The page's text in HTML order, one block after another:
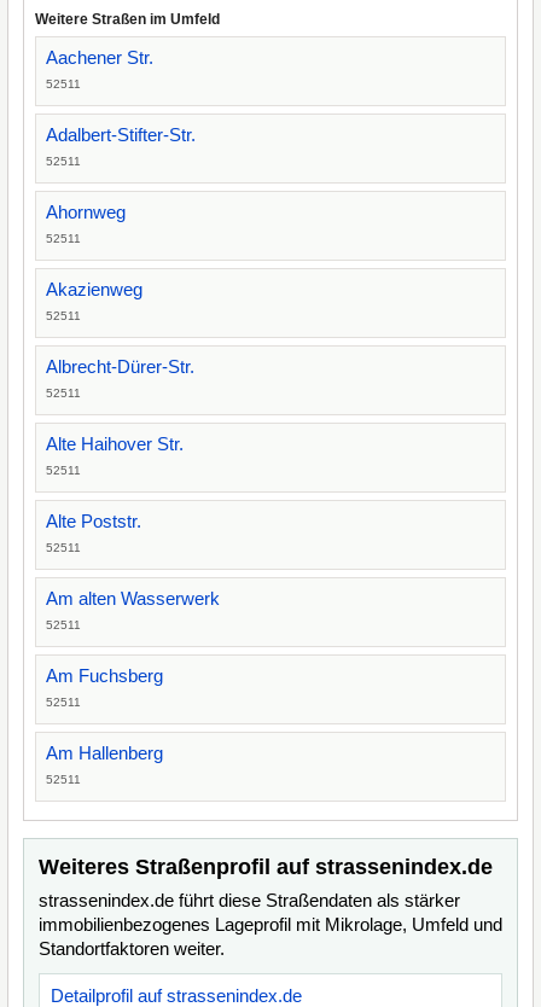
Weitere Straßen im Umfeld
Aachener Str.
52511
Adalbert-Stifter-Str.
52511
Ahornweg
52511
Akazienweg
52511
Albrecht-Dürer-Str.
52511
Alte Haihover Str.
52511
Alte Poststr.
52511
Am alten Wasserwerk
52511
Am Fuchsberg
52511
Am Hallenberg
52511
Weiteres Straßenprofil auf strassenindex.de
strassenindex.de führt diese Straßendaten als stärker
immobilienbezogenes Lageprofil mit Mikrolage, Umfeld und
Standortfaktoren weiter.
Detailprofil auf strassenindex.de